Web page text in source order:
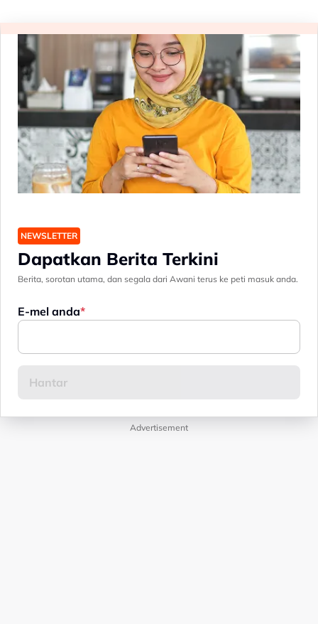
NEWSLETTER
Dapatkan Berita Terkini
Berita, sorotan utama, dan segala dari Awani terus ke peti masuk anda.
E-mel anda
Advertisement